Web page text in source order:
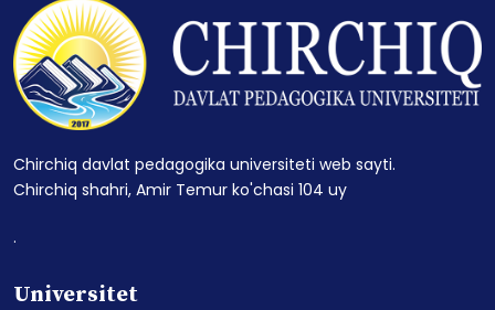
Chirchiq davlat pedagogika universiteti web sayti.
Chirchiq shahri, Amir Temur ko'chasi 104 uy
.
Universitet